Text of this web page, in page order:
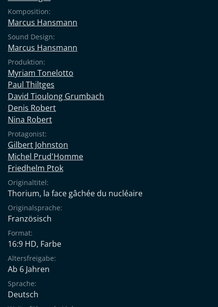
Komposition:
Marcus Hansmann
Sound Design:
Marcus Hansmann
Produktion:
Myriam Tonelotto
Paul Thiltges
David Tioulong Grumbach
Denis Robert
Nina Robert
Protagonist:
Gilbert Johnston
Michel Prud'Homme
Friedhelm Ptok
Originaltitel:
Thorium, la face gâchée du nucléaire
Originalsprache:
Französisch
Format:
16:9 HD, Farbe
Altersfreigabe:
Ab 6 Jahren
Sprache:
Deutsch